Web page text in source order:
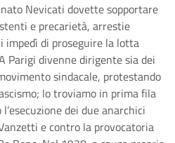
Nevicati dovette sopportare
e precarietà, arrestie
impedì di proseguire la lotta
Parigi divenne dirigente sia dei
sindacale, protestando
lo troviamo in prima fila
dei due anarchici
e contro la provocatoria